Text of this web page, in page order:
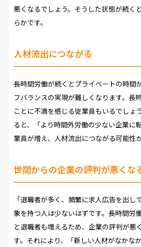
悪くなるでしょう。そうした状態が続く
らかです。
人材流出につながる
長時間労働が続くとプライベートの時間
フバランスの実現が難しくなります。長
ことに不満を感じる従業員もいるでしょ
ると、「より時間外労働の少ない企業に
業員が増え、人材流出につながる可能性
世間からの企業の評判が悪くな
「退職者が多く、頻繁に求人広告を出し
象を持つ人は少ないはずです。長時間労
と退職者も増えるため、企業の評判が悪
す。それにより、「新しい人材がなかな